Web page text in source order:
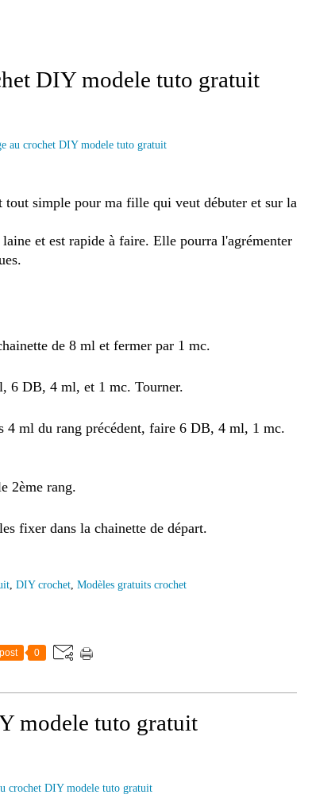
DIY modele tuto gratuit
tout simple pour ma fille qui veut débuter et sur la
et est rapide à faire. Elle pourra l'agrémenter
de 8 ml et fermer par 1 mc.
6 DB, 4 ml, et 1 mc. Tourner.
4 ml du rang précédent, faire 6 DB, 4 ml, 1 mc.
2ème rang.
fixer dans la chainette de départ.
, DIY crochet, Modèles gratuits crochet
0
modele tuto gratuit